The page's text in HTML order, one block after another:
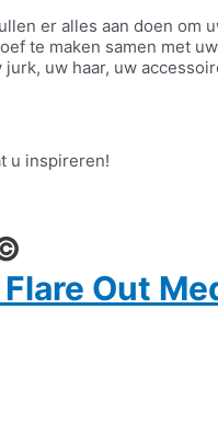
er alles aan doen
te maken samen met
uw haar, uw
u inspireren!
Out